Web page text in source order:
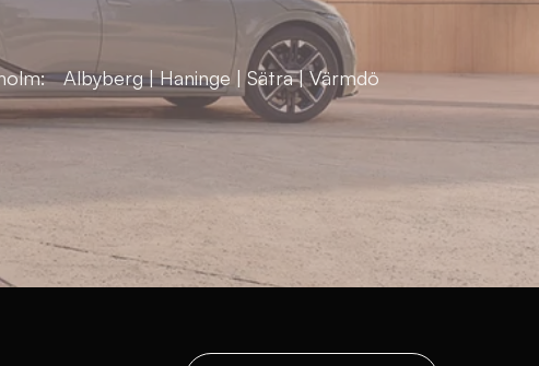
Albyberg | Haninge | Sätra | Värmdö